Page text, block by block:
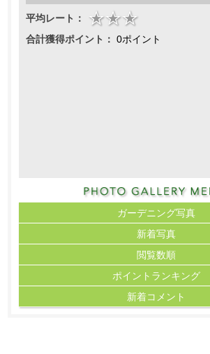
平均レート：
合計獲得ポイント： 0ポイント
ガーデニング写真
新着写真
閲覧数順
ポイント ランキング
新着コメント